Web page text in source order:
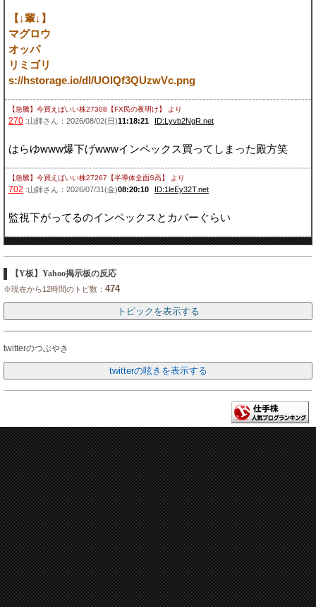
【↓輩↓】
マグロウ
オッパ
リミゴリ
s://hstorage.io/dl/UOlQf3QUzwVc.png
【急騰】今買えばいい株27308【FX民の夜明け】 より
270 :山師さん：2026/08/02(日)11:18:21 ID:Lyvb2NgR.net
はらゆwww爆下げwwwインペックス買ってしまった殿方笑
【急騰】今買えばいい株27267【半導体全面S高】 より
702 :山師さん：2026/07/31(金)08:20:10 ID:1leEy32T.net
監視下がってるのインペックスとカバーぐらい
【Y板】Yahoo掲示板の反応
※現在から12時間のトピ数： 474
twitterのつぶやき